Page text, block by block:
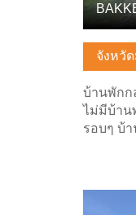
จังหวั
บ้านพักก
ไม่มีบ้าน
รอบๆ บ้